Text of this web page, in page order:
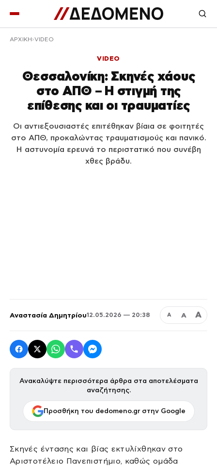
ΑΡΧΙΚΉ VIDEO
VIDEO
Θεσσαλονίκη: Σκηνές χάους
στο ΑΠΘ – Η στιγμή της
επίθεσης και οι τραυματίες
Οι αντιεξουσιαστές επιτέθηκαν βίαια σε φοιτητές
στο ΑΠΘ, προκαλώντας τραυματισμούς και πανικό.
Η αστυνομία ερευνά το περιστατικό που συνέβη
χθες βράδυ.
Αναστασία Δημητρίου12.05.2026 — 20:38 Α Α Α
Ανακαλύψτε περισσότερα άρθρα στα αποτελέσματα
αναζήτησης.
Προσθήκη του dedomeno.gr στην Google
Σκηνές έντασης και βίας εκτυλίχθηκαν στο
Αριστοτέλειο Πανεπιστήμιο, καθώς ομάδα